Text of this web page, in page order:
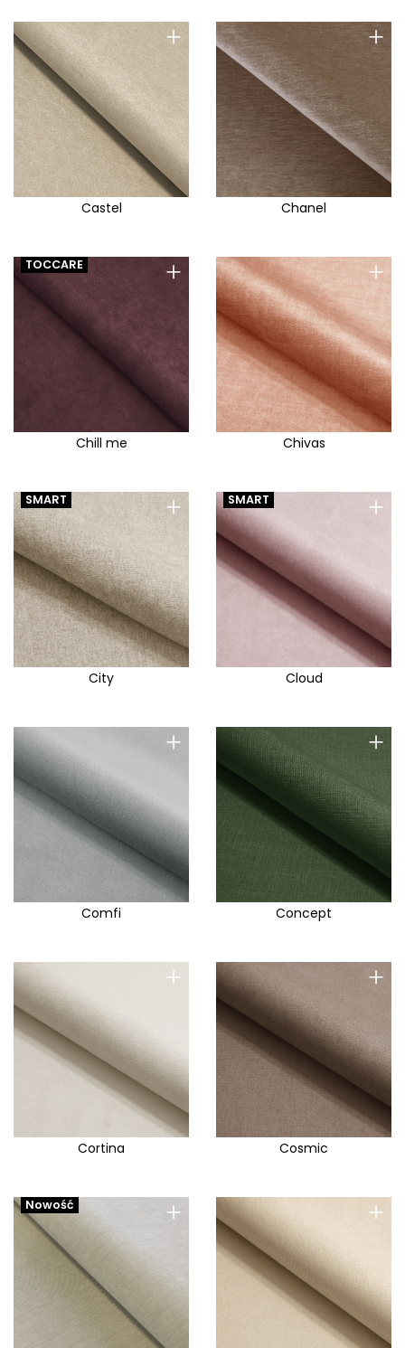
+
Castel
+
Chanel
+
TOCCARE
Chill me
+
Chivas
+
SMART
City
+
SMART
Cloud
+
Comfi
+
Concept
+
Cortina
+
Cosmic
+
Nowość +